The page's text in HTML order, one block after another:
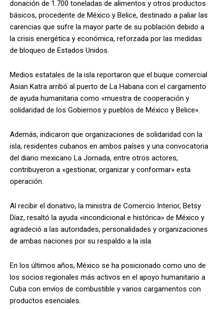
donación de 1.700 toneladas de alimentos y otros productos
básicos, procedente de México y Belice, destinado a paliar las
carencias que sufre la mayor parte de su población debido a
la crisis energética y económica, reforzada por las medidas
de bloqueo de Estados Unidos.
Medios estatales de la isla reportaron que el buque comercial
Asian Katra arribó al puerto de La Habana con el cargamento
de ayuda humanitaria como «muestra de cooperación y
solidaridad de los Gobiernos y pueblos de México y Belice».
Además, indicaron que organizaciones de solidaridad con la
isla, residentes cubanos en ambos países y una convocatoria
del diario mexicano La Jornada, entre otros actores,
contribuyeron a «gestionar, organizar y conformar» esta
operación.
Al recibir el donativo, la ministra de Comercio Interior, Betsy
Díaz, resaltó la ayuda «incondicional e histórica» de México y
agradeció a las autoridades, personalidades y organizaciones
de ambas naciones por su respaldo a la isla.
En los últimos años, México se ha posicionado como uno de
los socios regionales más activos en el apoyo humanitario a
Cuba con envíos de combustible y varios cargamentos con
productos esenciales.